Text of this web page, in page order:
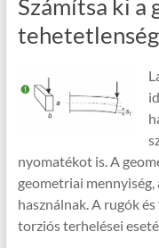
Számítsa ki a
nyomatékot is. A
geometriai
használnak. A rugók
torziós terhelései